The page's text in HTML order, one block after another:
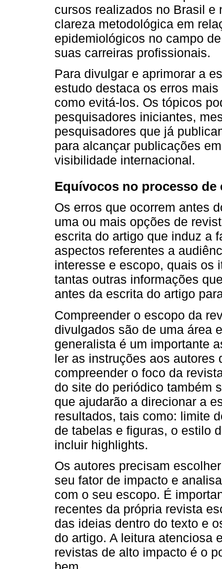
cursos realizados no Brasil e
clareza metodológica em
epidemiológicos no campo
suas carreiras profissionais.
Para divulgar e aprimorar a
estudo destaca os erros
como evitá-los. Os tópicos
pesquisadores iniciantes,
pesquisadores que já
para alcançar publicações
visibilidade internacional.
Equívocos no processo de
Os erros que ocorrem antes
uma ou mais opções de
escrita do artigo que induz a
aspectos referentes a
interesse e escopo, quais os
tantas outras informações
antes da escrita do artigo
Compreender o escopo da
divulgados são de uma área
generalista é um importante
ler as instruções aos autores
compreender o foco da
do site do periódico também
que ajudarão a direcionar a
resultados, tais como: limite
de tabelas e figuras, o estilo
incluir highlights.
Os autores precisam
seu fator de impacto e
com o seu escopo. É
recentes da própria revista
das ideias dentro do texto e
do artigo. A leitura atenciosa
revistas de alto impacto é o